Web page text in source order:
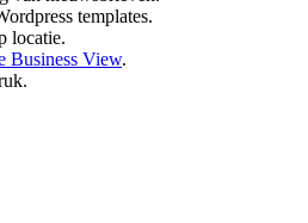
templates.
locatie.
Business View.